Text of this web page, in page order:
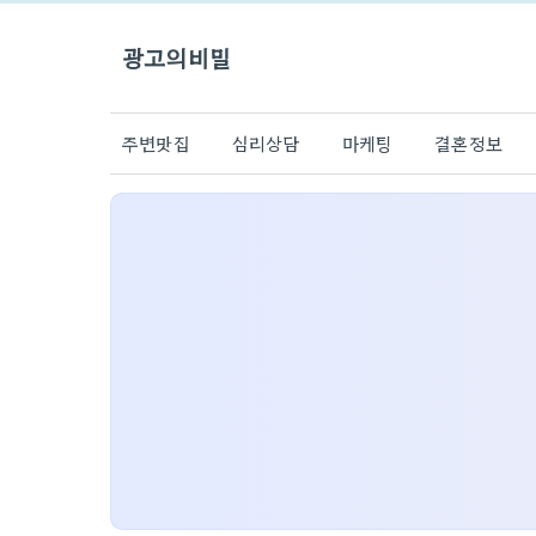
광고의비밀
주변맛집 심리상담 마케팅 결혼정보